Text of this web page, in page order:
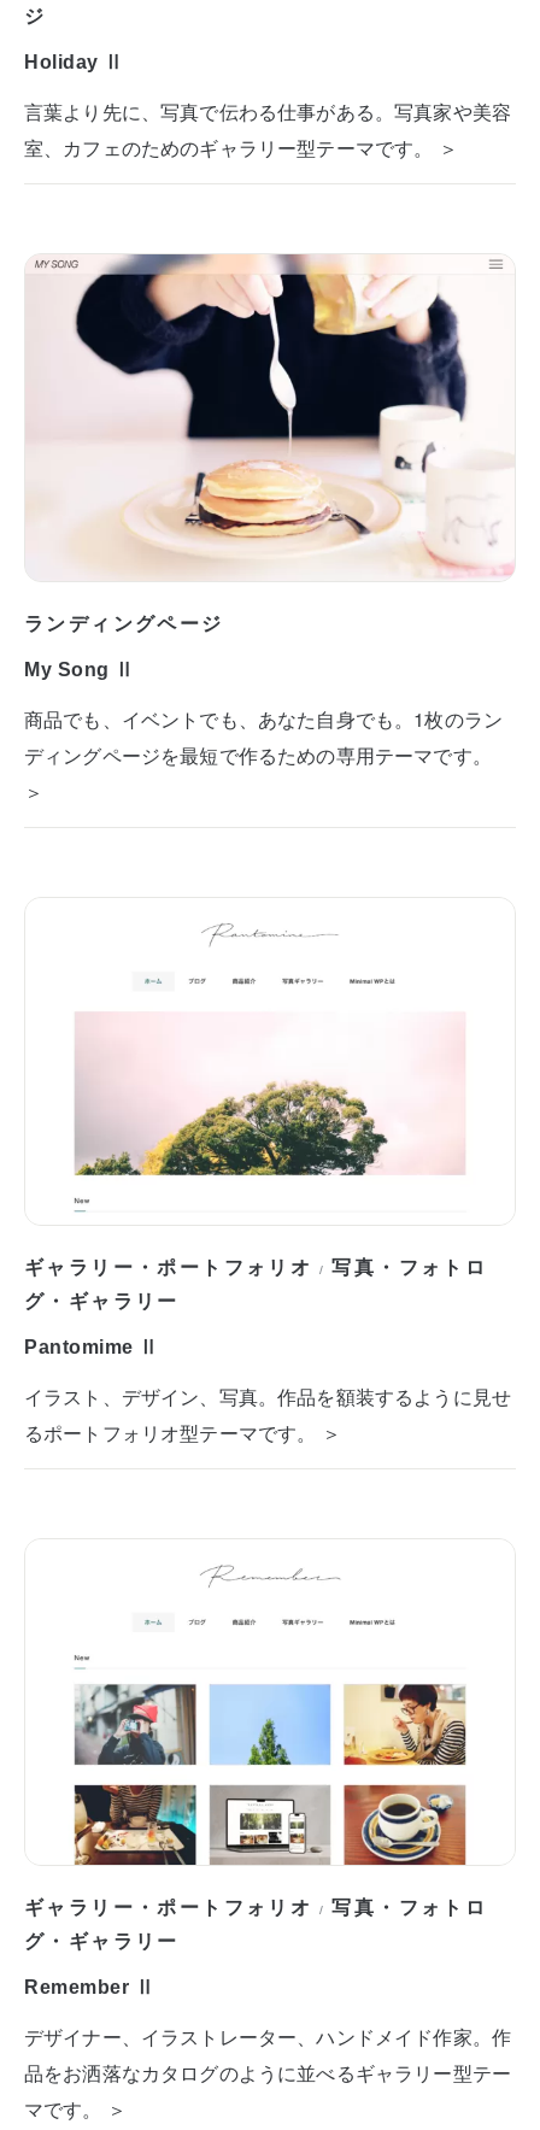
ジ
Holiday Ⅱ
言葉より先に、写真で伝わる仕事がある。写真家や美容
室、カフェのためのギャラリー型テーマです。 ＞
ランディングページ
My Song Ⅱ
商品でも、イベントでも、あなた自身でも。1枚のラン
ディングページを最短で作るための専用テーマです。
＞
ギャラリー・ポートフォリオ /写真・フォトロ
グ・ギャラリー
Pantomime Ⅱ
イラスト、デザイン、写真。作品を額装するように見せ
るポートフォリオ型テーマです。 ＞
ギャラリー・ポートフォリオ /写真・フォトロ
グ・ギャラリー
Remember Ⅱ
デザイナー、イラストレーター、ハンドメイド作家。作
品をお洒落なカタログのように並べるギャラリー型テー
マです。 ＞